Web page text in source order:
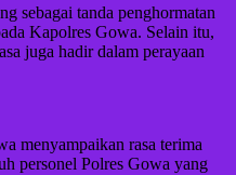
sebagai tanda penghormatan
Kapolres Gowa. Selain itu,
juga hadir dalam perayaan
menyampaikan rasa terima
personel Polres Gowa yang